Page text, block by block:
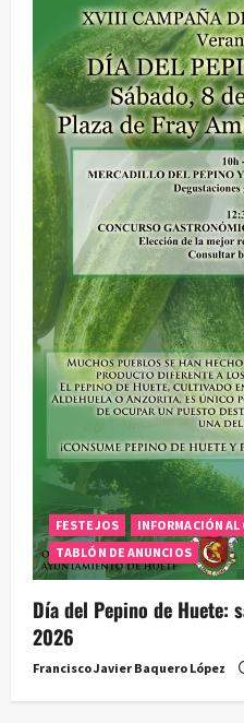
FESTEJOS
INFORMACIÓN AL
TABLÓN DE ANUNCIOS
Día del Pepino de Huete:
2026
Francisco Javier Baquero López